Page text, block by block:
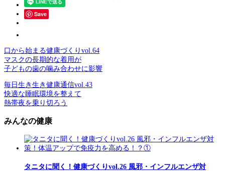
Save
口から始まる健康づくりvol.64
マスクの長期的な着用が
子どもの歯の噛み合わせに影響
毎日生き生き健康通信vol.43
快適な睡眠環境を整えて
熱帯夜を乗り切ろう
みんなの健康
タニタに聞く！健康づくりvol.26 風邪・インフルエンザ対